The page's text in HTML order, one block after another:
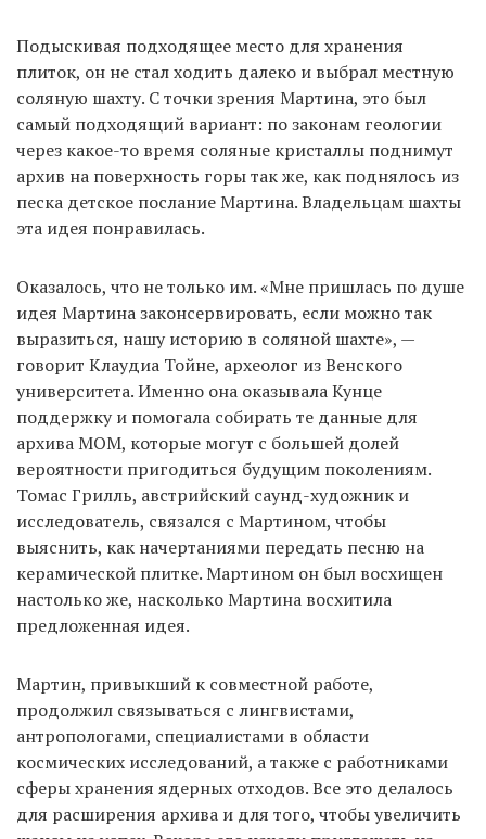
Подыскивая подходящее место для хранения
плиток, он не стал ходить далеко и выбрал местную
соляную шахту. С точки зрения Мартина, это был
самый подходящий вариант: по законам геологии
через какое-то время соляные кристаллы поднимут
архив на поверхность горы так же, как поднялось из
песка детское послание Мартина. Владельцам шахты
эта идея понравилась.
Оказалось, что не только им. «Мне пришлась по душе
идея Мартина законсервировать, если можно так
выразиться, нашу историю в соляной шахте», —
говорит Клаудиа Тойне, археолог из Венского
университета. Именно она оказывала Кунце
поддержку и помогала собирать те данные для
архива MOM, которые могут с большей долей
вероятности пригодиться будущим поколениям.
Томас Грилль, австрийский саунд-художник и
исследователь, связался с Мартином, чтобы
выяснить, как начертаниями передать песню на
керамической плитке. Мартином он был восхищен
настолько же, насколько Мартина восхитила
предложенная идея.
Мартин, привыкший к совместной работе,
продолжил связываться с лингвистами,
антропологами, специалистами в области
космических исследований, а также с работниками
сферы хранения ядерных отходов. Все это делалось
для расширения архива и для того, чтобы увеличить